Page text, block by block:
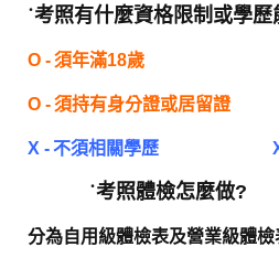
˙考照有什麼資格限制或學歷
O -須年滿18歲
O -須持有身分證或居留證
X -不須相關學歷
˙考照體檢怎麼做?
分為自用級體檢表及營業級體